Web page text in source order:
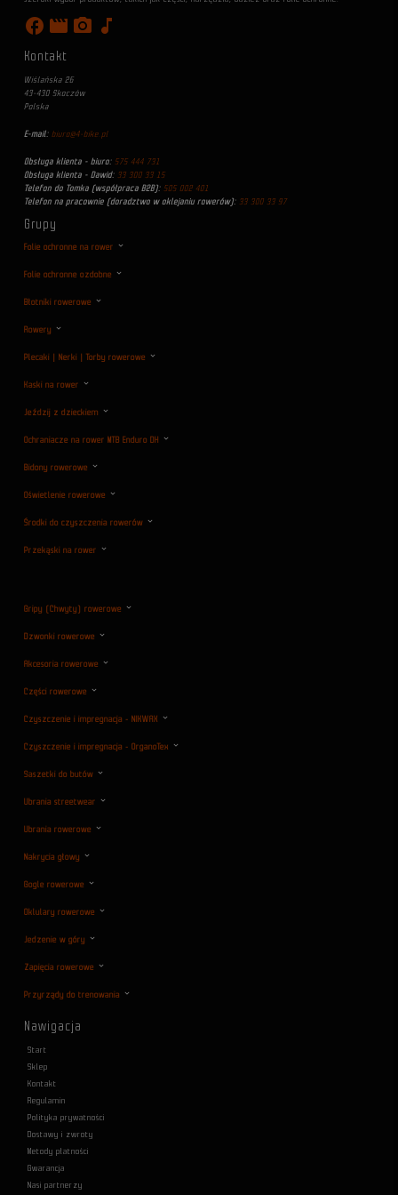
facebook movie photo_camera music_note
Kontakt
Wiślańska 26
43-430 Skoczów
Polska
E-mail: biuro@4-bike.pl
Obsługa klienta - biuro: 575 444 731
Obsługa klienta - Dawid: 33 300 33 15
Telefon do Tomka (współpraca B2B): 505 002 401
Telefon na pracownie (doradztwo w oklejaniu rowerów): 33 300 33 97
Grupy
Folie ochronne na rower
Folie ochronne ozdobne
Błotniki rowerowe
Rowery
Plecaki | Nerki | Torby rowerowe
Kaski na rower
Jeździj z dzieckiem
Ochraniacze na rower MTB Enduro DH
Bidony rowerowe
Oświetlenie rowerowe
Środki do czyszczenia rowerów
Przekąski na rower
Gripy (Chwyty) rowerowe
Dzwonki rowerowe
Akcesoria rowerowe
Części rowerowe
Czyszczenie i impregnacja - NIKWAX
Czyszczenie i impregnacja - OrganoTex
Saszetki do butów
Ubrania streetwear
Ubrania rowerowe
Nakrycia głowy
Gogle rowerowe
Oklulary rowerowe
Jedzenie w góry
Zapięcia rowerowe
Przyrządy do trenowania
Nawigacja
Start
Sklep
Kontakt
Regulamin
Polityka prywatności
Dostawy i zwroty
Metody płatności
Gwarancja
Nasi partnerzy